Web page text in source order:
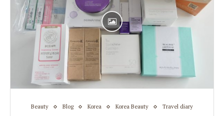
Beauty Blog Korea Korea Beauty Travel diary